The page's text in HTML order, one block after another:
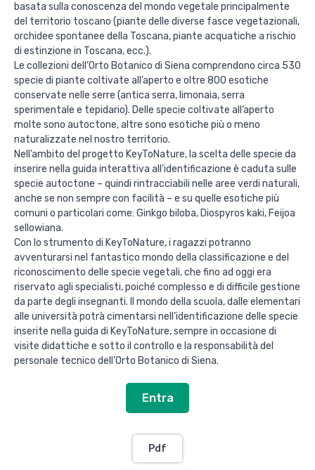
basata sulla conoscenza del mondo vegetale principalmente
del territorio toscano (piante delle diverse fasce vegetazionali,
orchidee spontanee della Toscana, piante acquatiche a rischio
di estinzione in Toscana, ecc.).
Le collezioni dell’Orto Botanico di Siena comprendono circa 530
specie di piante coltivate all’aperto e oltre 800 esotiche
conservate nelle serre (antica serra, limonaia, serra
sperimentale e tepidario). Delle specie coltivate all’aperto
molte sono autoctone, altre sono esotiche più o meno
naturalizzate nel nostro territorio.
Nell’ambito del progetto KeyToNature, la scelta delle specie da
inserire nella guida interattiva all'identificazione è caduta sulle
specie autoctone – quindi rintracciabili nelle aree verdi naturali,
anche se non sempre con facilità – e su quelle esotiche più
comuni o particolari come: Ginkgo biloba, Diospyros kaki, Feijoa
sellowiana.
Con lo strumento di KeyToNature, i ragazzi potranno
avventurarsi nel fantastico mondo della classificazione e del
riconoscimento delle specie vegetali, che fino ad oggi era
riservato agli specialisti, poiché complesso e di difficile gestione
da parte degli insegnanti. Il mondo della scuola, dalle elementari
alle università potrà cimentarsi nell’identificazione delle specie
inserite nella guida di KeyToNature, sempre in occasione di
visite didattiche e sotto il controllo e la responsabilità del
personale tecnico dell’Orto Botanico di Siena.
Entra
Pdf